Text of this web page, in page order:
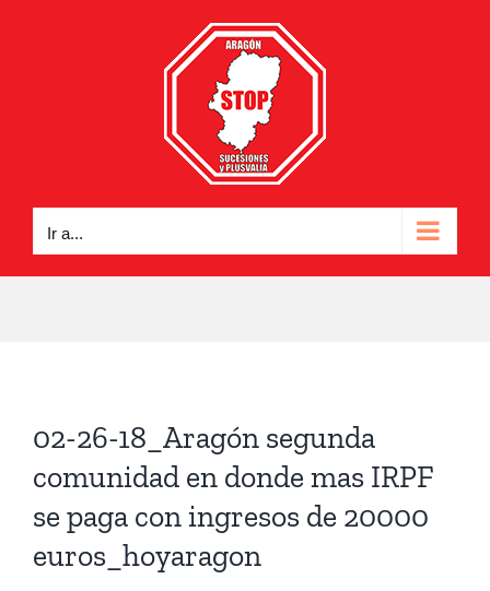
Ir a...
02-26-18_Aragón segunda
comunidad en donde mas IRPF
se paga con ingresos de 20000
euros_hoyaragon